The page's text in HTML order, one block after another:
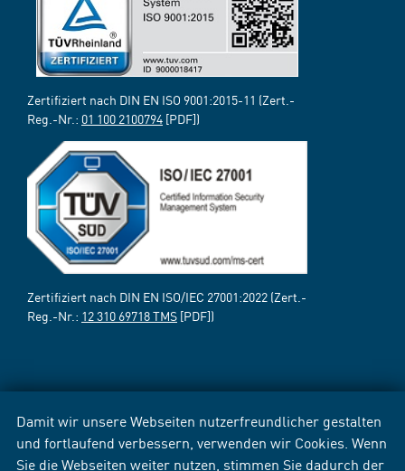
Damit wir unsere Webseiten nutzerfreundlicher gestalten
und fortlaufend verbessern, verwenden wir Cookies. Wenn
Sie die Webseiten weiter nutzen, stimmen Sie dadurch der
Zertifiziert nach DIN EN ISO 9001:2015-11 (Zert.-
Reg.-Nr.: 01 100 2100794 [PDF])
Zertifiziert nach DIN EN ISO/IEC 27001:2022 (Zert.-
Reg.-Nr.: 12 310 69718 TMS [PDF])